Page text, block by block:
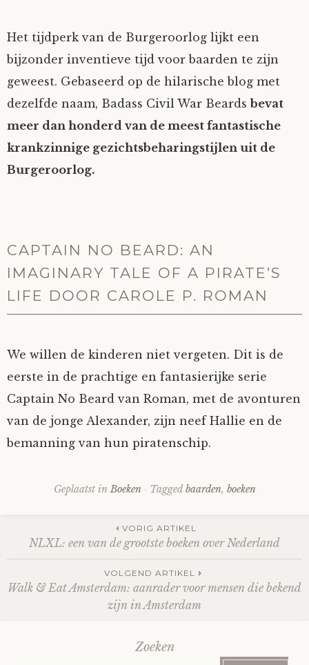
Het tijdperk van de Burgeroorlog lijkt een
bijzonder inventieve tijd voor baarden te zijn
geweest. Gebaseerd op de hilarische blog met
dezelfde naam, Badass Civil War Beardsbevat
meer dan honderd van de meest fantastische
krankzinnige gezichtsbeharingstijlen uit de
Burgeroorlog.
CAPTAIN NO BEARD: AN
IMAGINARY TALE OF A PIRATE’S
LIFE DOOR CAROLE P. ROMAN
We willen de kinderen niet vergeten. Dit is de
eerste in de prachtige en fantasierijke serie
Captain No Beard van Roman, met de avonturen
van de jonge Alexander, zijn neef Hallie en de
bemanning van hun piratenschip.
Geplaatst in Boeken Tagged baarden, boeken
Berichtnavigatie
VORIG ARTIKEL
NLXL: een van de grootste boeken over Nederland
VOLGEND ARTIKEL
Walk & Eat Amsterdam: aanrader voor mensen die bekend
zijn in Amsterdam
Zoeken